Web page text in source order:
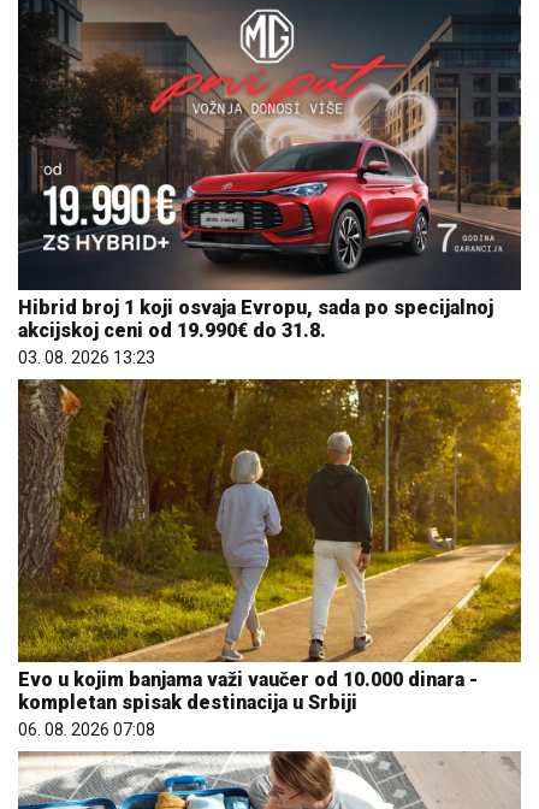
Hibrid broj 1 koji osvaja Evropu, sada po specijalnoj
akcijskoj ceni od 19.990€ do 31.8.
03. 08. 2026 13:23
Evo u kojim banjama važi vaučer od 10.000 dinara -
kompletan spisak destinacija u Srbiji
06. 08. 2026 07:08